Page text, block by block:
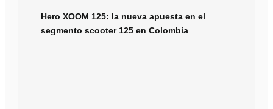
Hero XOOM 125: la nueva apuesta en el
segmento scooter 125 en Colombia